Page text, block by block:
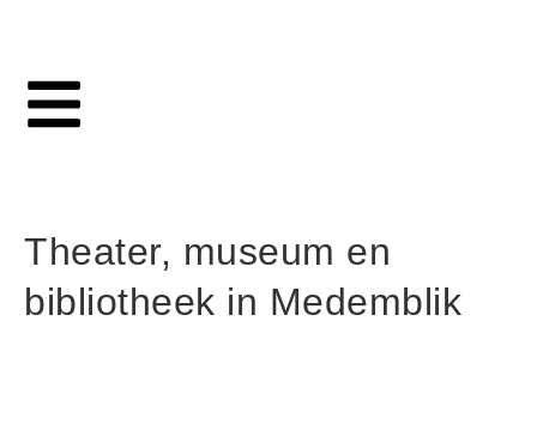
Theater, museum en
bibliotheek in Medemblik